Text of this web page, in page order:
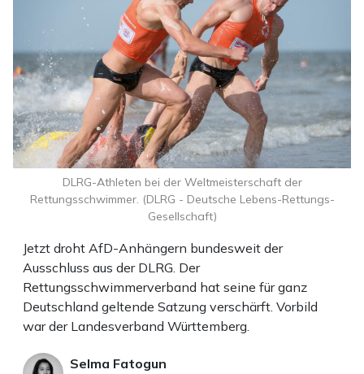
Jetzt droht AfD-Anhängern bundesweit der
Ausschluss aus der DLRG. Der
Rettungsschwimmerverband hat seine für ganz
Deutschland geltende Satzung verschärft. Vorbild
war der Landesverband Württemberg.
Selma Fatogun
DLRG-Athleten bei der Weltmeisterschaft der
Rettungsschwimmer. (DLRG - Deutsche Lebens-Rettungs-
Gesellschaft)